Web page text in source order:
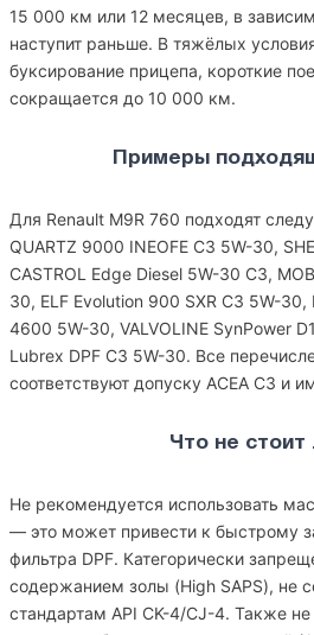
15 000 км или 12 месяцев, в
наступит раньше. В тяжёлых
буксирование прицепа, короткие
сокращается до 10 000 км.
Примеры
Для Renault M9R 760 подходят
QUARTZ 9000 INEOFE C3 5W-30,
CASTROL Edge Diesel 5W-30 C3,
30, ELF Evolution 900 SXR C3 5W-30,
4600 5W-30, VALVOLINE SynPower
Lubrex DPF C3 5W-30. Все
соответствуют допуску ACEA C3 и
Что не стоит
Не рекомендуется использовать
— это может привести к быстрому
фильтра DPF. Категорически
содержанием золы (High SAPS), не
стандартам API CK-4/CJ-4. Также